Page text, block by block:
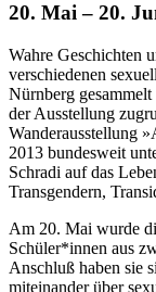
20. Mai – 20.
Wahre Geschichten
verschiedenen
Nürnberg
der Ausstellung
Wanderausstellung
2013 bundesweit
Schradi auf das
Transgendern,
Am 20. Mai wurde
Schüler*innen aus
Anschluß haben sie
miteinander über